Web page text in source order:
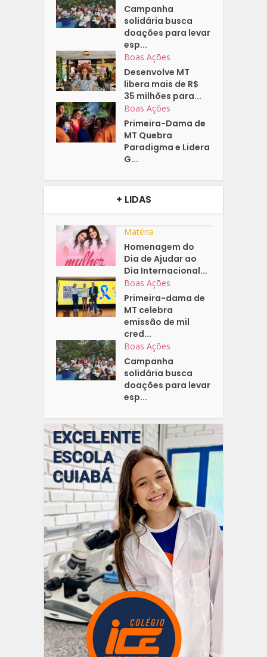
Campanha
solidária busca
doações para levar
esp...
Boas Ações
Desenvolve MT
libera mais de R$
35 milhões para...
Boas Ações
Primeira-Dama de
MT Quebra
Paradigma e Lidera
G...
+ LIDAS
Matéria
Homenagem do
Dia de Ajudar ao
Dia Internacional...
Boas Ações
Primeira-dama de
MT celebra
emissão de mil
cred...
Boas Ações
Campanha
solidária busca
doações para levar
esp...